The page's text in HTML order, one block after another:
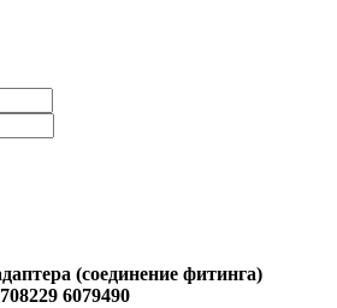
(соединение фитинга)
6079490